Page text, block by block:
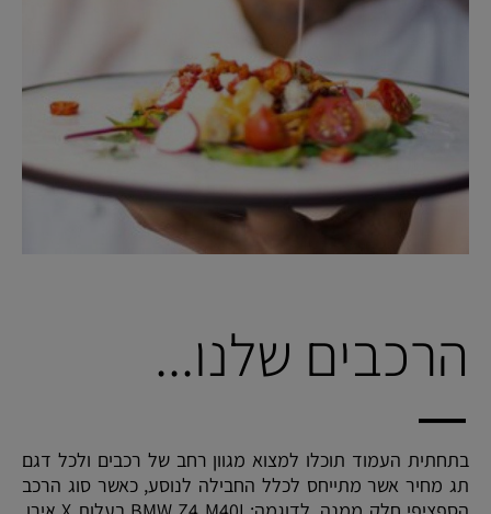
הרכבים שלנו...
בתחתית העמוד תוכלו למצוא מגוון רחב של רכבים ולכל דגם
תג מחיר אשר מתייחס לכלל החבילה לנוסע, כאשר סוג הרכב